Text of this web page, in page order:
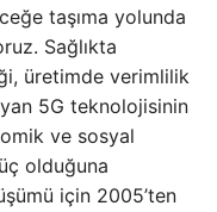
taşıma yolunda
Sağlıkta
üretimde verimlilik
5G teknolojisinin
ve sosyal
olduğuna
için 2005’ten